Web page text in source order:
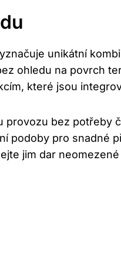
unikátní
ohledu na povrch
které jsou
bez potřeby
podoby pro snadné
jim dar